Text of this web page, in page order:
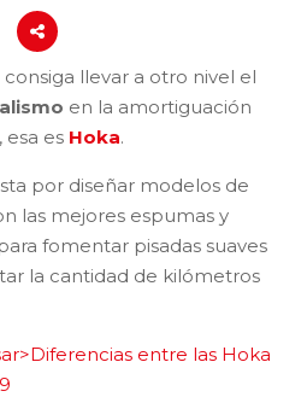
llevar a otro nivel el
en la amortiguación
esa es Hoka.
por diseñar modelos de
las mejores espumas y
fomentar pisadas suaves
la cantidad de kilómetros
entre las Hoka